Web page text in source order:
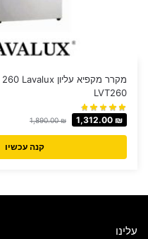
LVT260
1,890.00₪ 1,312.00 ₪
קנה עכשיו
עלינו